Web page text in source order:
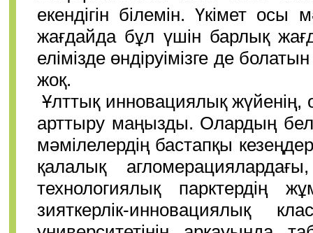
екендігін білемін. Үкімет
жағдайда бұл үшін барлық
елімізде өндіруімізге де
жоқ.
Ұлттық инновациялық жүйенің,
арттыру маңызды. Олардың
мәмілелердің бастапқы
қалалық
технологиялық парктердің
зияткерлік-инновациялық